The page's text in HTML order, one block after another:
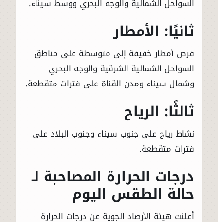
السواحل الشمالية والوجه البحري ووسط سيناء.
ثانيًا: الأمطار
فرص أمطار خفيفة إلى متوسطة على مناطق
السواحل الشمالية الشرقية والوجه البحري
وشمال سيناء ومدن القناة على فترات متقطعة.
ثالثًا: الرياح
نشاط رياح على جنوب سيناء وجنوب البلاد على
فترات متقطعة.
درجات الحرارة المصاحبة لـ
حالة الطقس اليوم
أعلنت هيئة الأرصاد الجوية عن درجات الحرارة